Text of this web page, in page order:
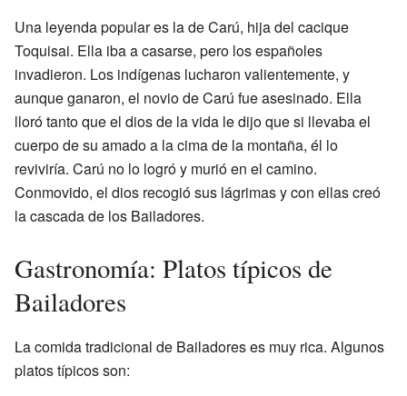
Una leyenda popular es la de Carú, hija del cacique
Toquisai. Ella iba a casarse, pero los españoles
invadieron. Los indígenas lucharon valientemente, y
aunque ganaron, el novio de Carú fue asesinado. Ella
lloró tanto que el dios de la vida le dijo que si llevaba el
cuerpo de su amado a la cima de la montaña, él lo
reviviría. Carú no lo logró y murió en el camino.
Conmovido, el dios recogió sus lágrimas y con ellas creó
la cascada de los Bailadores.
Gastronomía: Platos típicos de
Bailadores
La comida tradicional de Bailadores es muy rica. Algunos
platos típicos son: